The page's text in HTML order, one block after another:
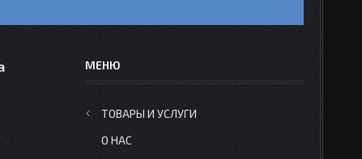
ТОВАРЫ И УСЛУГИ
О НАС